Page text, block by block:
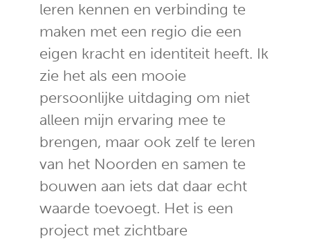
leren kennen en verbinding te
maken met een regio die een
eigen kracht en identiteit heeft. Ik
zie het als een mooie
persoonlijke uitdaging om niet
alleen mijn ervaring mee te
brengen, maar ook zelf te leren
van het Noorden en samen te
bouwen aan iets dat daar echt
waarde toevoegt. Het is een
project met zichtbare